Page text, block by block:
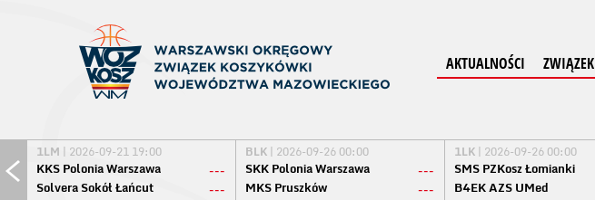
AKTUALNOŚCI ZWIĄZEK
1LM | 2026-09-21 19:00
KKS Polonia Warszawa
---
Solvera Sokół Łańcut
---
BLK | 2026-09-26 00:00
SKK Polonia Warszawa
---
MKS Pruszków
---
1LK | 2026-09-26 00:00
SMS PZKosz Łomianki
B4EK AZS UMed